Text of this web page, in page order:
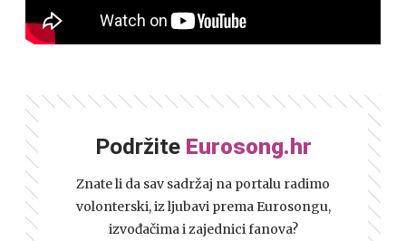
Podržite Eurosong.hr
Znate li da sav sadržaj na portalu radimo
volonterski, iz ljubavi prema Eurosongu,
izvođačima i zajednici fanova?